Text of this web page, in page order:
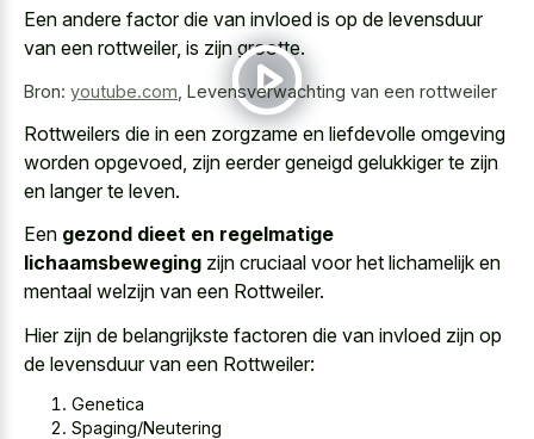
Een andere factor die van invloed is op de levensduur
van een rottweiler, is zijn grootte.
Bron: youtube.com Levensverwachting van een rottweiler
Rottweilers die in een zorgzame en liefdevolle omgeving
worden opgevoed, zijn eerder geneigd gelukkiger te zijn
en langer te leven.
Een gezond dieet en regelmatige
lichaamsbeweging zijn cruciaal voor het lichamelijk en
mentaal welzijn van een Rottweiler.
Hier zijn de belangrijkste factoren die van invloed zijn op
de levensduur van een Rottweiler:
Genetica
Spaging/Neutering